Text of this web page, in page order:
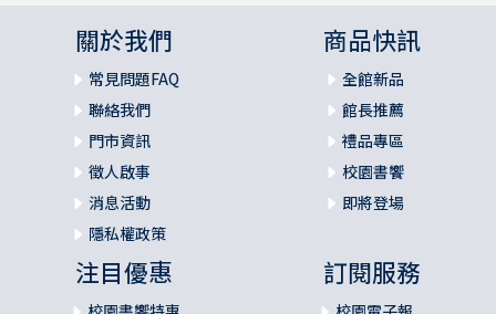
關於我們
常見問題FAQ
聯絡我們
門市資訊
徵人啟事
消息活動
隱私權政策
商品快訊
全館新品
館長推薦
禮品專區
校園書饗
即將登場
注目優惠 訂閱服務